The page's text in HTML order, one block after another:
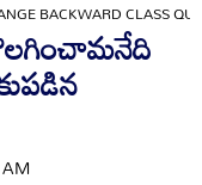
BACKWARD CLASS